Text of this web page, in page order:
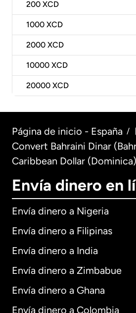
200 XCD
1000 XCD
2000 XCD
10000 XCD
20000 XCD
Página de inicio - España /
Convert Bahraini Dinar
Caribbean Dollar
Envía dinero en
Envía dinero a Nigeria
Envía dinero a Filipinas
Envía dinero a India
Envía dinero a Zimbabue
Envía dinero a Ghana
Envía dinero a Colombia